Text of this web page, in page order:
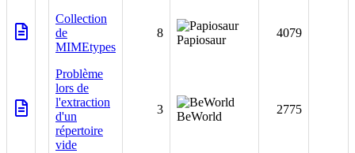
Collection
de
MIMEtypes
8
Papiosaur
4079
Problème
lors de
l'extraction
d'un
répertoire
vide
3
BeWorld
2775